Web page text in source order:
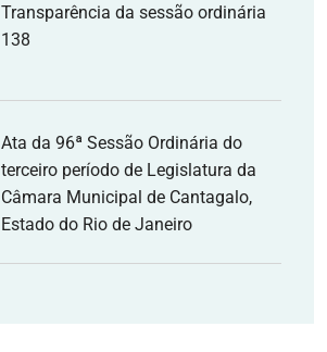
Transparência da sessão ordinária
138
Ata da 96ª Sessão Ordinária do
terceiro período de Legislatura da
Câmara Municipal de Cantagalo,
Estado do Rio de Janeiro